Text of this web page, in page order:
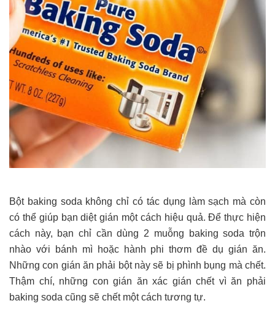
Bột baking soda không chỉ có tác dụng làm sạch mà còn
có thể giúp bạn diệt gián một cách hiệu quả. Để thực hiện
cách này, bạn chỉ cần dùng 2 muỗng baking soda trộn
nhào với bánh mì hoặc hành phi thơm đề dụ gián ăn.
Những con gián ăn phải bột này sẽ bị phình bụng mà chết.
Thậm chí, những con gián ăn xác gián chết vì ăn phải
baking soda cũng sẽ chết một cách tương tự.